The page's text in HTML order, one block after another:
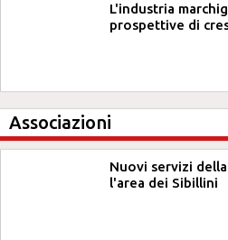
L'industria
prospettive di
Associazioni
Nuovi servizi
l'area dei Sibillini